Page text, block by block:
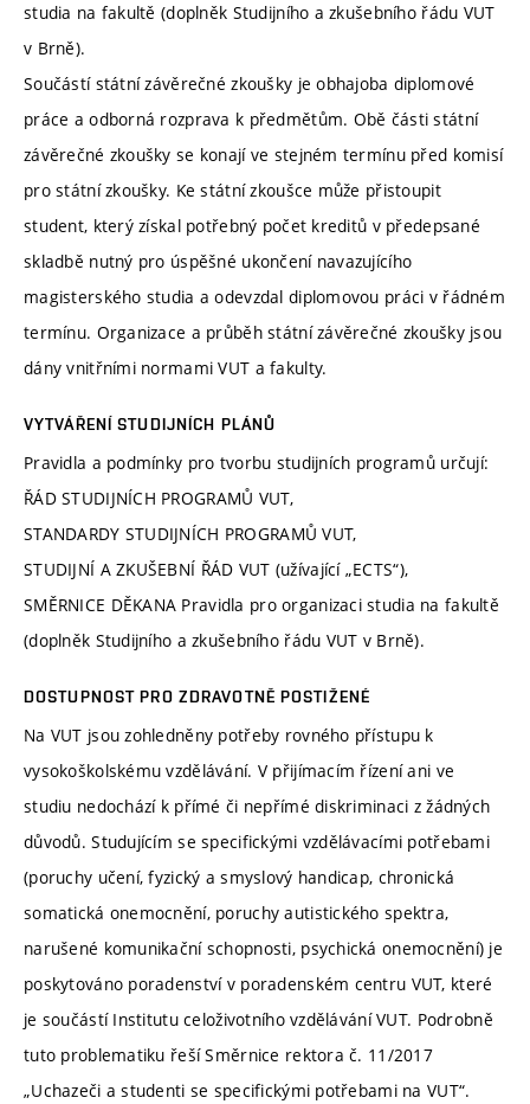
studia na fakultě (doplněk Studijního a zkušebního řádu VUT
v Brně).
Součástí státní závěrečné zkoušky je obhajoba diplomové
práce a odborná rozprava k předmětům. Obě části státní
závěrečné zkoušky se konají ve stejném termínu před komisí
pro státní zkoušky. Ke státní zkoušce může přistoupit
student, který získal potřebný počet kreditů v předepsané
skladbě nutný pro úspěšné ukončení navazujícího
magisterského studia a odevzdal diplomovou práci v řádném
termínu. Organizace a průběh státní závěrečné zkoušky jsou
dány vnitřními normami VUT a fakulty.
VYTVÁŘENÍ STUDIJNÍCH PLÁNŮ
Pravidla a podmínky pro tvorbu studijních programů určují:
ŘÁD STUDIJNÍCH PROGRAMŮ VUT,
STANDARDY STUDIJNÍCH PROGRAMŮ VUT,
STUDIJNÍ A ZKUŠEBNÍ ŘÁD VUT (užívající „ECTS“),
SMĚRNICE DĚKANA Pravidla pro organizaci studia na fakultě
(doplněk Studijního a zkušebního řádu VUT v Brně).
DOSTUPNOST PRO ZDRAVOTNĚ POSTIŽENÉ
Na VUT jsou zohledněny potřeby rovného přístupu k
vysokoškolskému vzdělávání. V přijímacím řízení ani ve
studiu nedochází k přímé či nepřímé diskriminaci z žádných
důvodů. Studujícím se specifickými vzdělávacími potřebami
(poruchy učení, fyzický a smyslový handicap, chronická
somatická onemocnění, poruchy autistického spektra,
narušené komunikační schopnosti, psychická onemocnění) je
poskytováno poradenství v poradenském centru VUT, které
je součástí Institutu celoživotního vzdělávání VUT. Podrobně
tuto problematiku řeší Směrnice rektora č. 11/2017
„Uchazeči a studenti se specifickými potřebami na VUT“.